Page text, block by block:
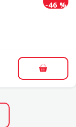
-46 %